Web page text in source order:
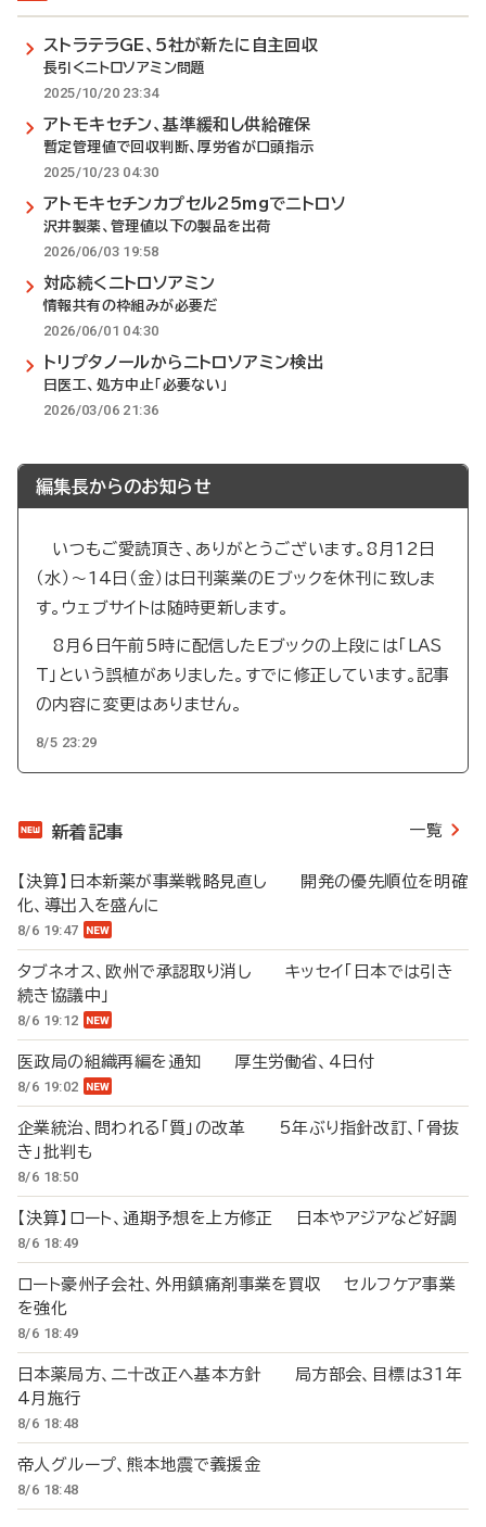
ストラテラGE、5社が新たに自主回収
長引くニトロソアミン問題
2025/10/20 23:34
アトモキセチン、基準緩和し供給確保
暫定管理値で回収判断、厚労省が口頭指示
2025/10/23 04:30
アトモキセチンカプセル25mgでニトロソ
沢井製薬、管理値以下の製品を出荷
2026/06/03 19:58
対応続くニトロソアミン
情報共有の枠組みが必要だ
2026/06/01 04:30
トリプタノールからニトロソアミン検出
日医工、処方中止「必要ない」
2026/03/06 21:36
編集長からのお知らせ
いつもご愛読頂き、ありがとうございます。8月12日
（水）～14日（金）は日刊薬業のEブックを休刊に致しま
す。ウェブサイトは随時更新します。
8月6日午前5時に配信したEブックの上段には「LAS
T」という誤植がありました。すでに修正しています。記事
の内容に変更はありません。
8/5 23:29
新着記事 一覧
【決算】日本新薬が事業戦略見直し 開発の優先順位を明確
化、導出入を盛んに
8/6 19:47
タブネオス、欧州で承認取り消し キッセイ「日本では引き
続き協議中」
8/6 19:12
医政局の組織再編を通知 厚生労働省、4日付
8/6 19:02
企業統治、問われる「質」の改革 5年ぶり指針改訂、「骨抜
き」批判も
8/6 18:50
【決算】ロート、通期予想を上方修正 日本やアジアなど好調
8/6 18:49
ロート豪州子会社、外用鎮痛剤事業を買収 セルフケア事業
を強化
8/6 18:49
日本薬局方、二十改正へ基本方針 局方部会、目標は31年
4月施行
8/6 18:48
帝人グループ、熊本地震で義援金
8/6 18:48